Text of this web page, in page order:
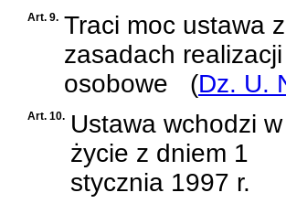
Art. 9. Traci moc ustawa
zasadach
osobowe
(Dz. U.
Art. 10. Ustawa wchodzi w
życie z dniem 1
stycznia 1997 r.